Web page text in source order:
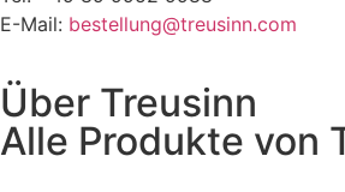
E-Mail: bestellung@treusinn.com
Über Treusinn
Alle Produkte von